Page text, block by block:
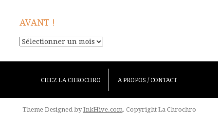
AVANT !
Avant
CHEZ LA CHROCHRO A PROPOS / CONTACT
Theme Designed byInkHive.com. Copyright La Chrochro